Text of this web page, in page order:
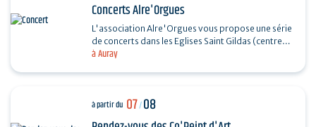
à Auray
Concerts Alre'Orgues
L'association Alre'Orgues vous propose une série
de concerts dans les Eglises Saint Gildas (centre-
à partir du 07/08